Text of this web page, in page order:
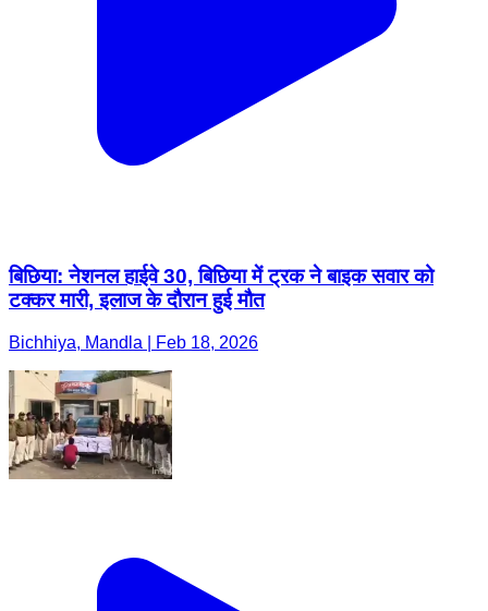
बिछिया: नेशनल हाईवे 30, बिछिया में ट्रक ने बाइक सवार को
टक्कर मारी, इलाज के दौरान हुई मौत
Bichhiya, Mandla | Feb 18, 2026